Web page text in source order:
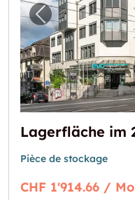
Image
Pièce de stockage
CHF 1'914.66 /